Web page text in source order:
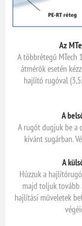
Az
A többrétegű MTech
átmérők esetén
hajlító rugóval
A
A rugót dugjuk be a
kívánt sugárban.
A
Húzzuk a
majd toljuk tovább
hajlítási műveletek